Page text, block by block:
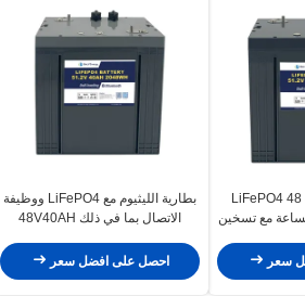
بطارية عربة جولف LiFePO4 48
في الساعة مع تسخين
سعر
بطارية الليثيوم مع LiFePO4 ووظيفة
الاتصال بما في ذلك 48V40AH
احصل على افضل سعر